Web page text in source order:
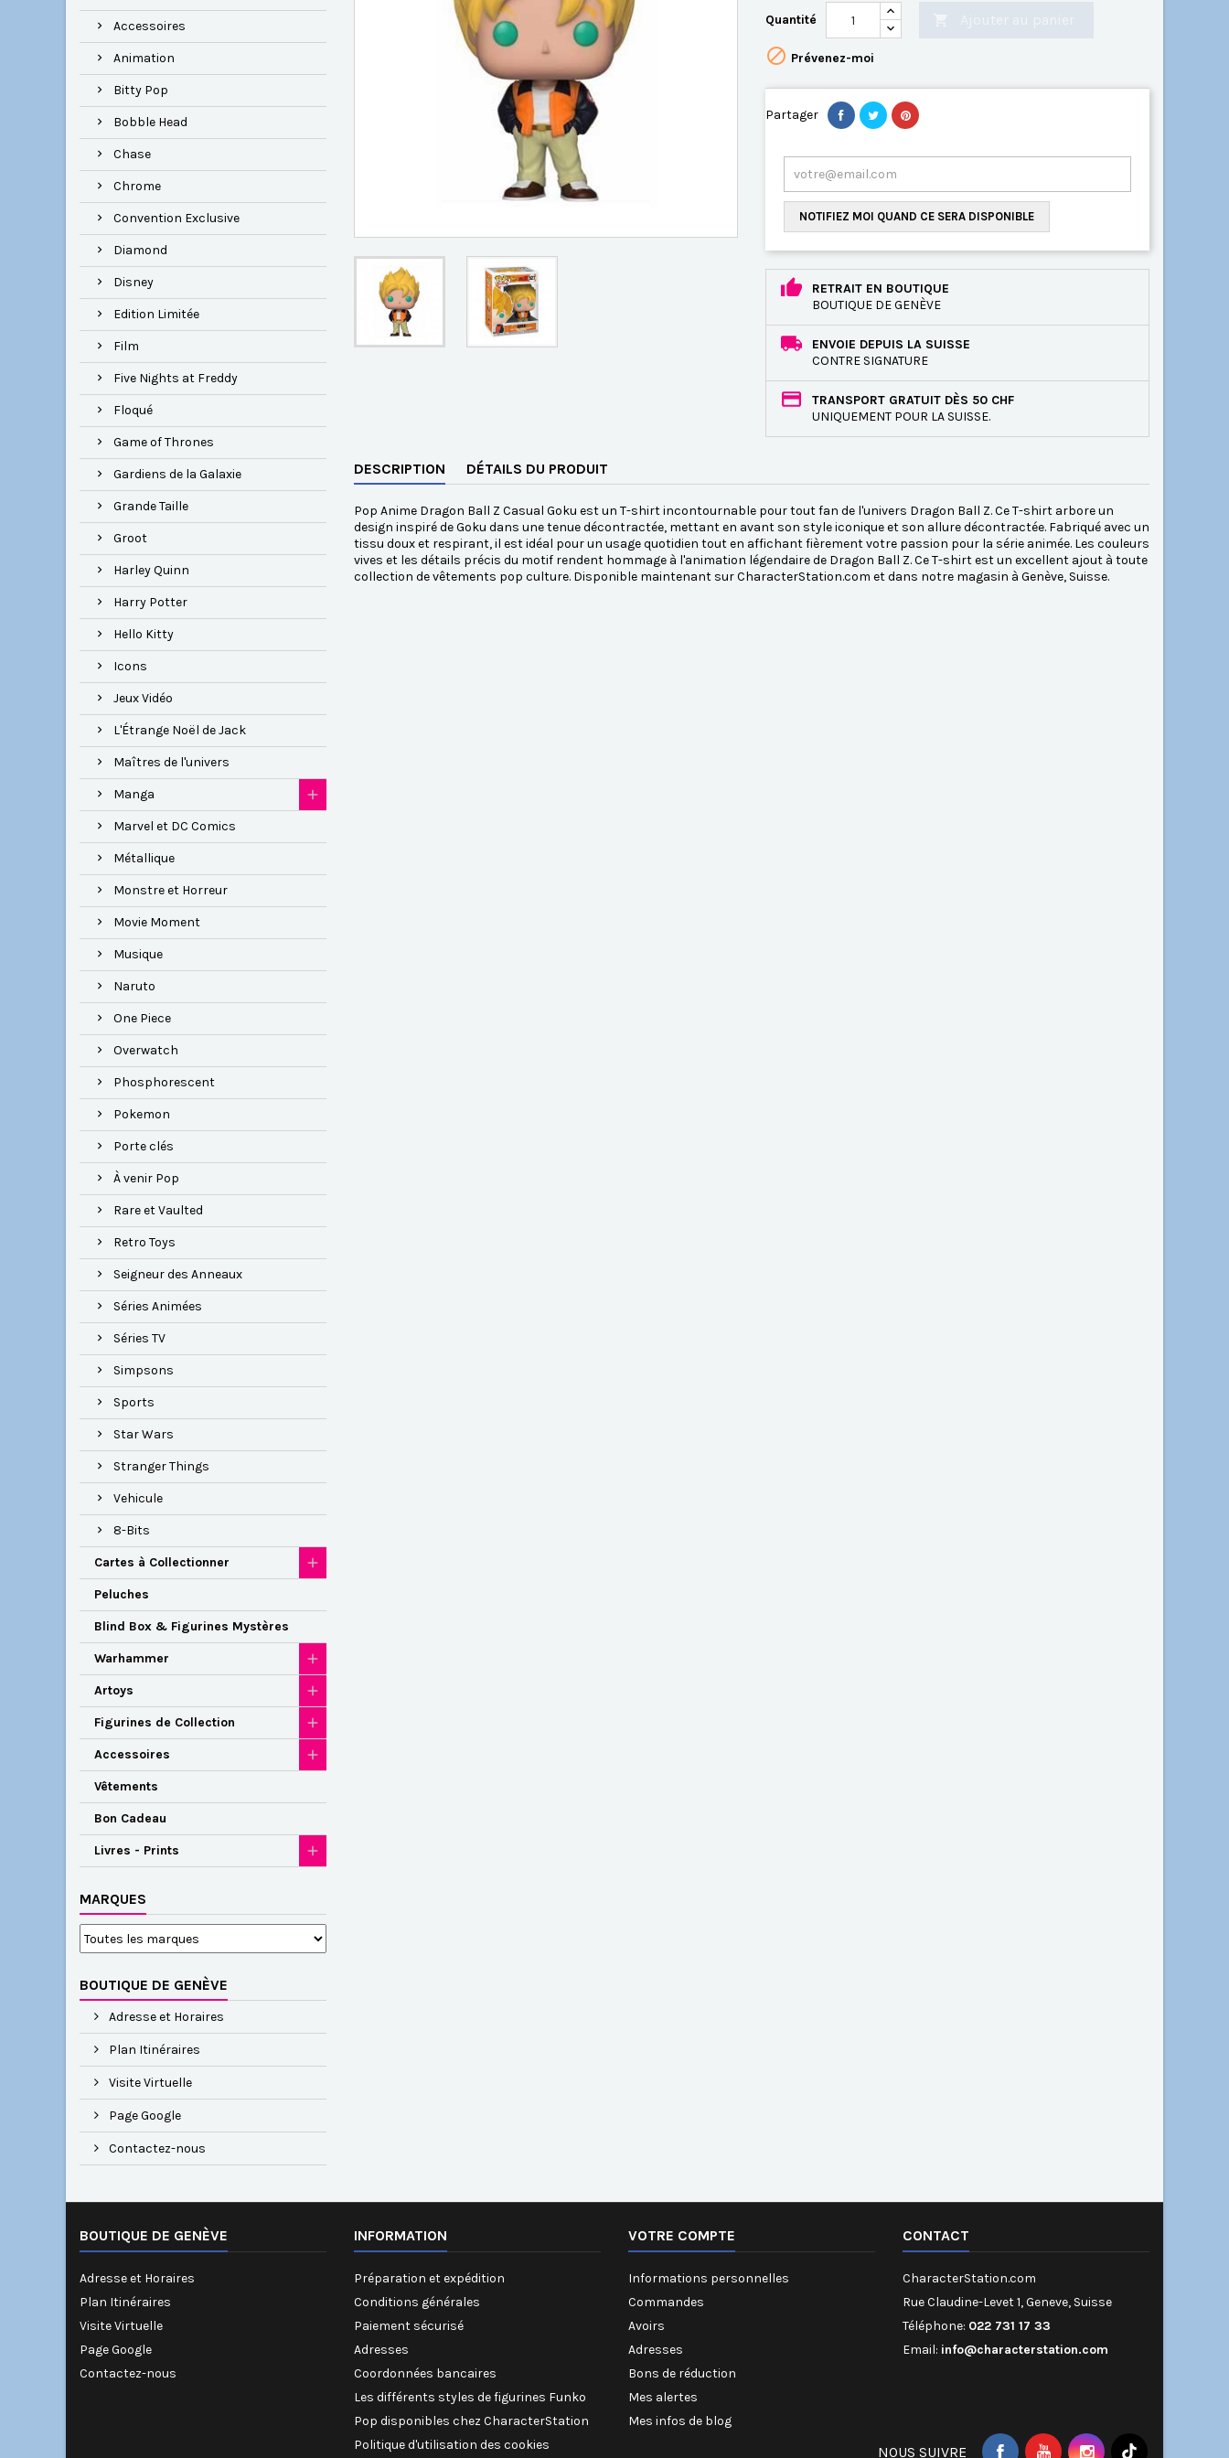
Accessoires
Animation
Bitty Pop
Bobble Head
Chase
Chrome
Convention Exclusive
Diamond
Disney
Edition Limitée
Film
Five Nights at Freddy
Floqué
Game of Thrones
Gardiens de la Galaxie
Grande Taille
Groot
Harley Quinn
Harry Potter
Hello Kitty
Icons
Jeux Vidéo
L'Étrange Noël de Jack
Maîtres de l'univers
Manga
Marvel et DC Comics
Métallique
Monstre et Horreur
Movie Moment
Musique
Naruto
One Piece
Overwatch
Phosphorescent
Pokemon
Porte clés
À venir Pop
Rare et Vaulted
Retro Toys
Seigneur des Anneaux
Séries Animées
Séries TV
Simpsons
Sports
Star Wars
Stranger Things
Vehicule
8-Bits
Cartes à Collectionner
Peluches
Blind Box & Figurines Mystères
Warhammer
Artoys
Figurines de Collection
Accessoires
Vêtements
Bon Cadeau
Livres - Prints
MARQUES
BOUTIQUE DE GENÈVE
Adresse et Horaires
Plan Itinéraires
Visite Virtuelle
Page Google
Contactez-nous
Quantité
 Prévenez-moi
Partager
NOTIFIEZ MOI QUAND CE SERA DISPONIBLE
RETRAIT EN BOUTIQUE
BOUTIQUE DE GENÈVE
ENVOIE DEPUIS LA SUISSE
CONTRE SIGNATURE
TRANSPORT GRATUIT DÈS 50 CHF
UNIQUEMENT POUR LA SUISSE.
DESCRIPTION DÉTAILS DU PRODUIT
Pop Anime Dragon Ball Z Casual Goku est un T-shirt incontournable pour tout fan de l'univers Dragon Ball Z. Ce T-shirt arbore un
design inspiré de Goku dans une tenue décontractée, mettant en avant son style iconique et son allure décontractée. Fabriqué avec un
tissu doux et respirant, il est idéal pour un usage quotidien tout en affichant fièrement votre passion pour la série animée. Les couleurs
vives et les détails précis du motif rendent hommage à l'animation légendaire de Dragon Ball Z. Ce T-shirt est un excellent ajout à toute
collection de vêtements pop culture. Disponible maintenant sur CharacterStation.com et dans notre magasin à Genève, Suisse.
BOUTIQUE DE GENÈVE
Adresse et Horaires
Plan Itinéraires
Visite Virtuelle
Page Google
Contactez-nous
INFORMATION
Préparation et expédition
Conditions générales
Paiement sécurisé
Adresses
Coordonnées bancaires
Les différents styles de figurines Funko
Pop disponibles chez CharacterStation
Politique d'utilisation des cookies
VOTRE COMPTE
Informations personnelles
Commandes
Avoirs
Adresses
Bons de réduction
Mes alertes
Mes infos de blog
CONTACT
CharacterStation.com
Rue Claudine-Levet 1, Geneve, Suisse
Téléphone: 022 731 17 33
Email: info@characterstation.com
NOUS SUIVRE